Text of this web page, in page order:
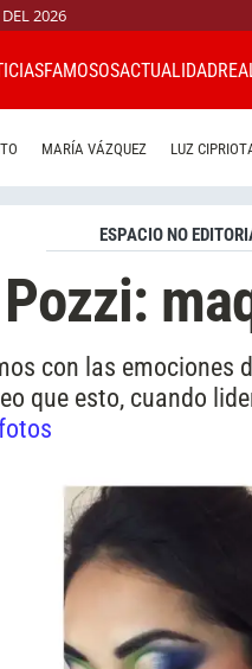
2026
FAMOSOSACTUALIDAD
MARÍA VÁZQUEZ LUZ
ESPACIO NO
con las emociones
que esto, cuando